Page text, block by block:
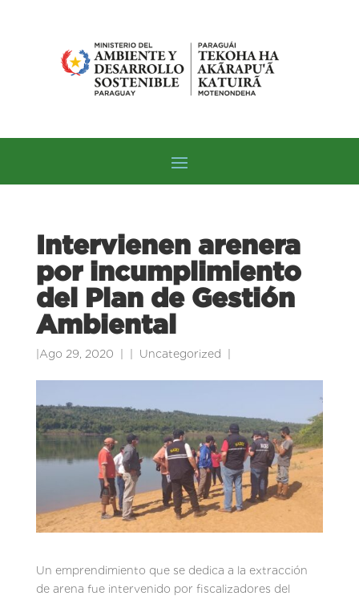
Intervienen arenera
por incumplimiento
del Plan de Gestión
Ambiental
Ago 29, 2020 Uncategorized
Un emprendimiento que se dedica a la extracción
de arena fue intervenido por fiscalizadores del